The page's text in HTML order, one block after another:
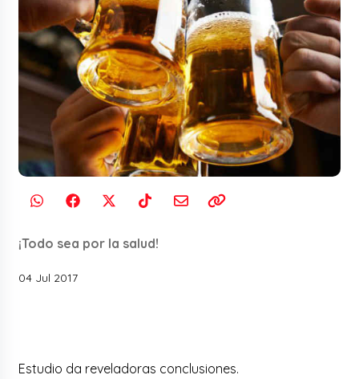
¡Todo sea por la salud!
04 Jul 2017
Estudio da reveladoras conclusiones.